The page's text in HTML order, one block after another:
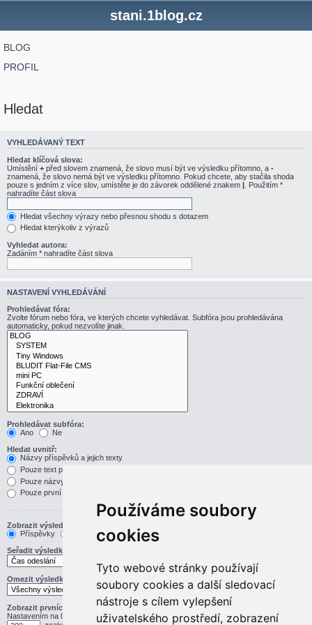
Používáme soubory
cookies
Tyto webové stránky používají
soubory cookies a další sledovací
nástroje s cílem vylepšení
uživatelského prostředí, zobrazení
stani.1blog.cz
BLOG
PROFIL
Hledat
VYHLEDÁVANÝ TEXT
Hledat klíčová slova:
Umístění + před slovem znamená, že slovo musí být ve výsledku přítomno, a -
znamená, že slovo nemá být ve výsledku přítomno. Pokud chcete, aby stačila shoda
pouze s jedním z více slov, umístěte je do závorek oddělené znakem | . Použitím *
nahradíte část slova
Hledat všechny výrazy nebo přesnou shodu s dotazem
Hledat kterýkoliv z výrazů
Vyhledat autora:
Zadáním * nahradíte část slova
NASTAVENÍ VYHLEDÁVÁNÍ
Prohledávat fóra:
Zvolte fórum nebo fóra, ve kterých chcete vyhledávat. Subfóra jsou prohledávána
automaticky, pokud nezvolíte jinak.
Prohledávat subfóra:
Ano
Ne
Hledat uvnitř:
Názvy příspěvků a jejich texty
Pouze text příspěvku
Pouze názvy příspěvků
Pouze první příspěvek v tématu
Zobrazit výsledek jako:
Příspěvky
Témata
Seřadit výsledky podle:
Omezit výsledky na předchozí:
Zobrazit prvních:
Nastavením na 0 zobrazíte celý příspěvek.